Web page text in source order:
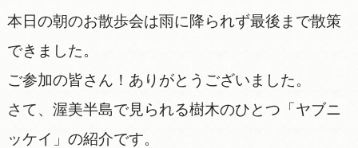
本日の朝のお散歩会は雨に降られず最後まで散策
できました。
ご参加の皆さん！ありがとうございました。
さて、渥美半島で見られる樹木のひとつ「ヤブニ
ッケイ」の紹介です。